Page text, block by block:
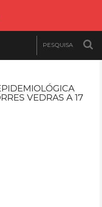
VEDRAS A 17